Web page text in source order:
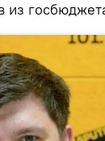
из